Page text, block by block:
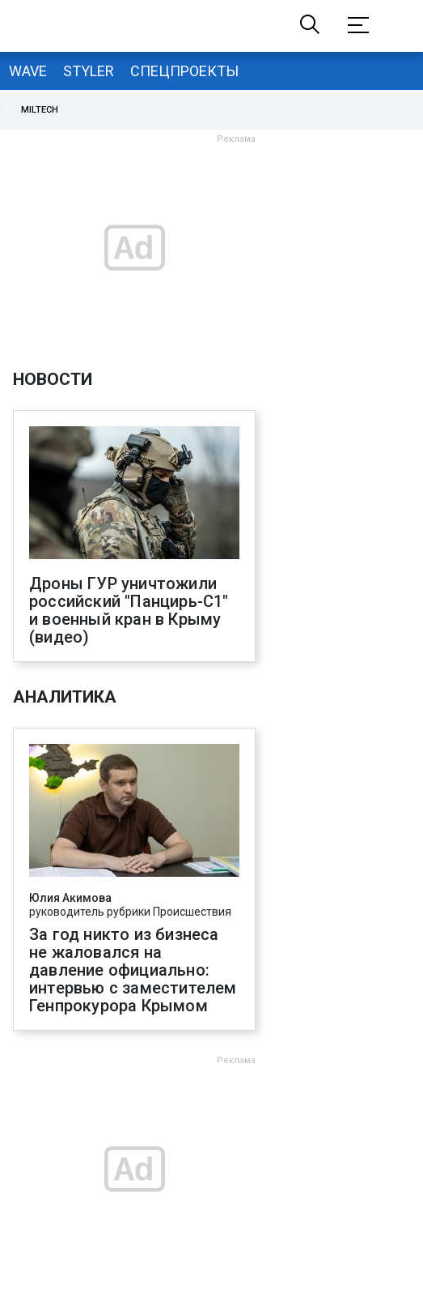
WAVE STYLER СПЕЦПРОЕКТЫ
MILTECH
НОВОСТИ
Дроны ГУР уничтожили
российский "Панцирь-С1"
и военный кран в Крыму
(видео)
АНАЛИТИКА
Юлия Акимова
руководитель рубрики Происшествия
За год никто из бизнеса
не жаловался на
давление официально:
интервью с заместителем
Генпрокурора Крымом